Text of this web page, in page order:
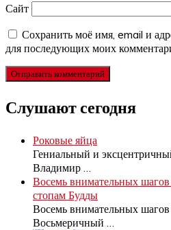
Сайт
Сохранить моё имя, email и
для последующих моих
Слушают сегодня
Роковые яйца
Гениальный и
Владимир
Восемь внимательных
стопам Будды
Восемь внимательных
Восьмеричный